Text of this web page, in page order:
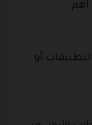
أهم
أو